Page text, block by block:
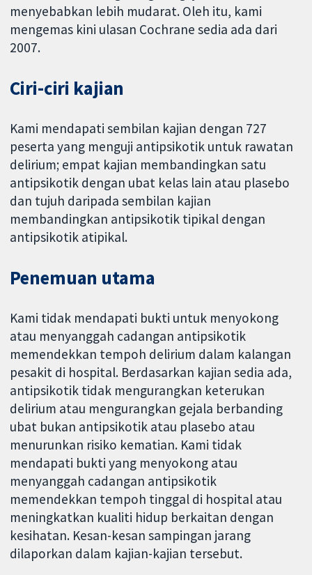
menyebabkan lebih mudarat. Oleh itu, kami
mengemas kini ulasan Cochrane sedia ada dari
2007.
Ciri-ciri kajian
Kami mendapati sembilan kajian dengan 727
peserta yang menguji antipsikotik untuk rawatan
delirium; empat kajian membandingkan satu
antipsikotik dengan ubat kelas lain atau plasebo
dan tujuh daripada sembilan kajian
membandingkan antipsikotik tipikal dengan
antipsikotik atipikal.
Penemuan utama
Kami tidak mendapati bukti untuk menyokong
atau menyanggah cadangan antipsikotik
memendekkan tempoh delirium dalam kalangan
pesakit di hospital. Berdasarkan kajian sedia ada,
antipsikotik tidak mengurangkan keterukan
delirium atau mengurangkan gejala berbanding
ubat bukan antipsikotik atau plasebo atau
menurunkan risiko kematian. Kami tidak
mendapati bukti yang menyokong atau
menyanggah cadangan antipsikotik
memendekkan tempoh tinggal di hospital atau
meningkatkan kualiti hidup berkaitan dengan
kesihatan. Kesan-kesan sampingan jarang
dilaporkan dalam kajian-kajian tersebut.